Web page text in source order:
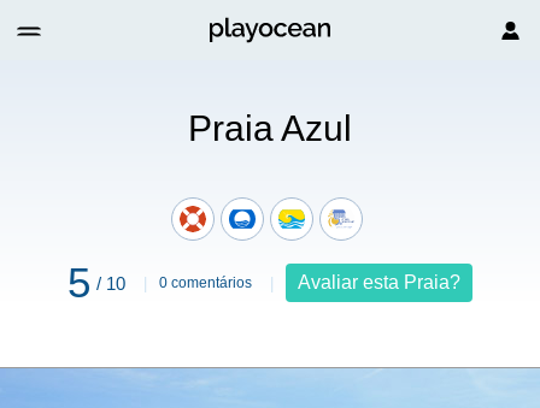
Praia Azul
5 / 10 0 comentários Avaliar esta Praia?